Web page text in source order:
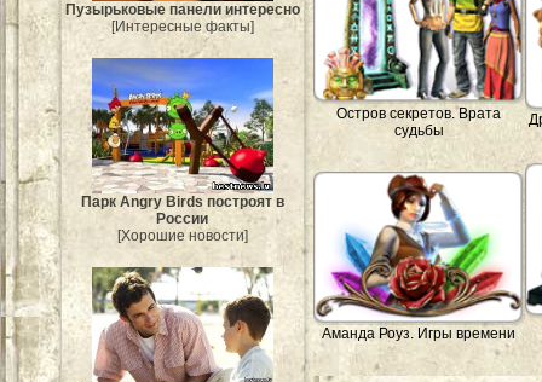
Пузырьковые панели интересно
[Интересные факты]
Парк Angry Birds построят в
России
[Хорошие новости]
Остров секретов. Врата
судьбы
Аманда Роуз. Игры времени